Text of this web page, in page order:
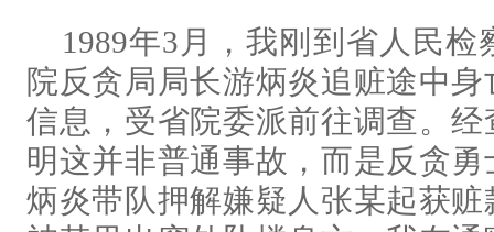
1989年3月，我刚到省人民
院反贪局局长游炳炎追赃途中
信息，受省院委派前往调查。
明这并非普通事故，而是反贪
炳炎带队押解嫌疑人张某起获